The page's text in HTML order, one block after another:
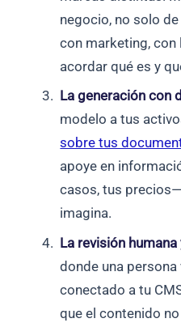
negocio, no solo
con marketing, con
acordar qué es y
La generación con
modelo a tus
sobre tus
apoye en
casos, tus
imagina.
La revisión
donde una
conectado a tu
que el contenido